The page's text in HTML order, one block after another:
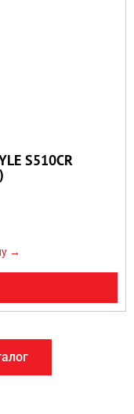
S510CR
→